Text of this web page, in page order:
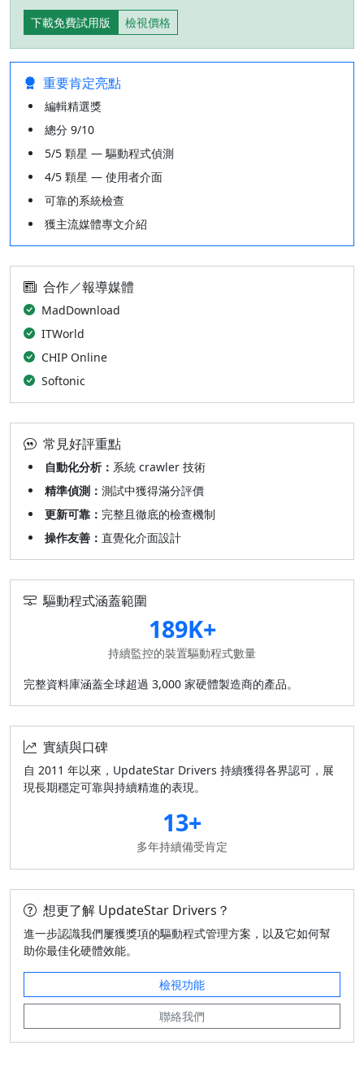
下載免費試用版 檢視價格
重要肯定亮點
編輯精選獎
總分 9/10
5/5 顆星 — 驅動程式偵測
4/5 顆星 — 使用者介面
可靠的系統檢查
獲主流媒體專文介紹
合作／報導媒體
MadDownload
ITWorld
CHIP Online
Softonic
常見好評重點
自動化分析： 系統 crawler 技術
精準偵測： 測試中獲得滿分評價
更新可靠： 完整且徹底的檢查機制
操作友善： 直覺化介面設計
驅動程式涵蓋範圍
189K+
持續監控的裝置驅動程式數量
完整資料庫涵蓋全球超過 3,000 家硬體製造商的產品。
實績與口碑
自 2011 年以來，UpdateStar Drivers 持續獲得各界認可，展
現長期穩定可靠與持續精進的表現。
13+
多年持續備受肯定
想更了解 UpdateStar Drivers？
進一步認識我們屢獲獎項的驅動程式管理方案，以及它如何幫
助你最佳化硬體效能。
檢視功能
聯絡我們